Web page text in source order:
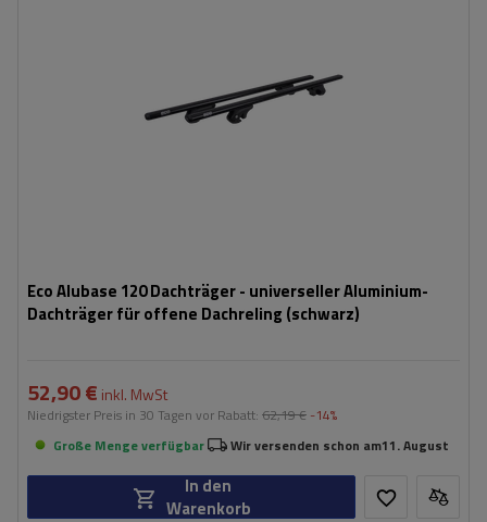
Eco Alubase 120 Dachträger - universeller Aluminium-
Dachträger für offene Dachreling (schwarz)
52,90 € inkl. MwSt
Niedrigster Preis in 30 Tagen vor Rabatt: 62,19 € -14%
Große Menge verfügbar
Wir versenden schon am11. August
In den
Warenkorb